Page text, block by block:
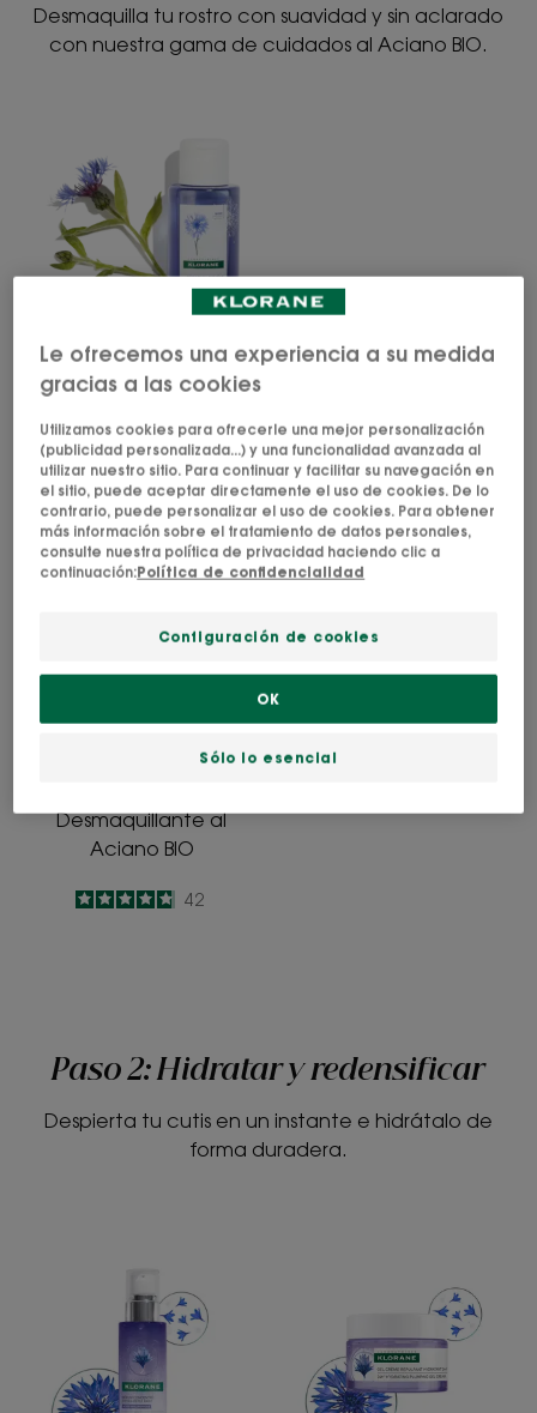
Desmaquilla tu rostro con suavidad y sin aclarado
con nuestra gama de cuidados al Aciano BIO.
Desmaquillante
ojos
waterproof
ACIANO
Desmaquillante de ojos
waterproof
4.9
/
5
-
54
BIO
Ojos
Agua micelar 3-en-1 al
4.8
/
5
-
42
Crema
Desmaquillante
BIO
Desmaquillante al
Aciano BIO
4.8
/
5
42
Paso 2: Hidratar y redensificar
Despierta tu cutis en un instante e hidrátalo de
forma duradera.
concentrado
hidrorrellenador
crema
hidratante
repulpante
24h
-
Le ofrecemos una experiencia a su medida
gracias a las cookies
Utilizamos cookies para ofrecerle una mejor personalización
(publicidad personalizada...) y una funcionalidad avanzada al
utilizar nuestro sitio. Para continuar y facilitar su navegación en
el sitio, puede aceptar directamente el uso de cookies. De lo
contrario, puede personalizar el uso de cookies. Para obtener
más información sobre el tratamiento de datos personales,
consulte nuestra política de privacidad haciendo clic a
continuación:Política de confidencialidad
Configuración de cookies
Sólo lo esencial
OK